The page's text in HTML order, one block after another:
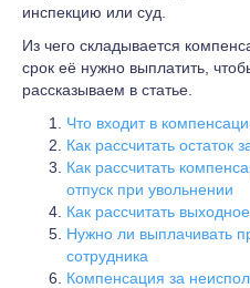
инспекцию или суд.
Из чего складывается
срок её нужно выплатить,
рассказываем в статье.
Что входит в
Как рассчитать остаток
Как рассчитать
отпуск при увольнении
Как рассчитать
Нужно ли выплачивать
сотрудника
Компенсация за